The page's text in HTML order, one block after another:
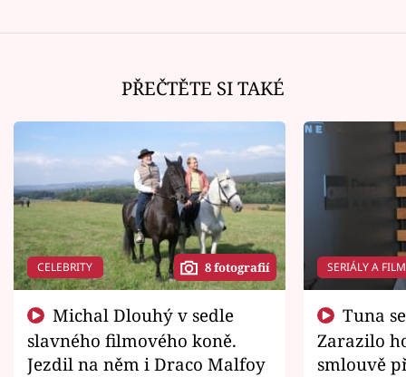
PŘEČTĚTE SI TAKÉ
CELEBRITY 8 fotografií
slavného filmového koně.
Jezdil na něm i Draco Malfoy
SERIÁLY A
Zarazilo
smlouvě